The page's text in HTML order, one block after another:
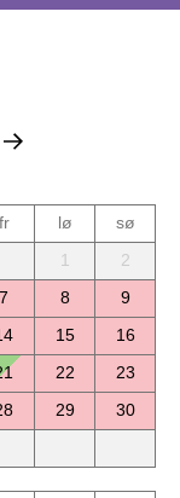
fr lø
sø
1
2
7 8
9
15
16
22
23
29
30